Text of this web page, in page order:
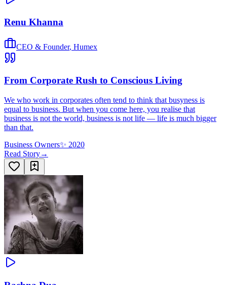
Renu Khanna
CEO & Founder, Humex
From Corporate Rush to Conscious Living
We who work in corporates often tend to think that busyness is
equal to business. But when you come here, you realise that
business is not the world, business is not life — life is much bigger
than that.
Business Owners✨ 2020
Read Story→